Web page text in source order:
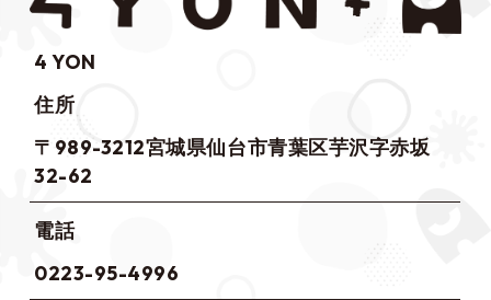
4 YON
住所
〒989-3212宮城県仙台市青葉区芋沢字赤坂
32-62
電話
0223-95-4996